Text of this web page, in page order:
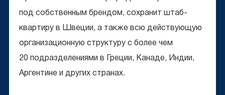
под собственным брендом, сохранит штаб-
квартиру в Швеции, а также всю действующую
организационную структуру с более чем
20 подразделениями в Греции, Канаде, Индии,
Аргентине и других странах.